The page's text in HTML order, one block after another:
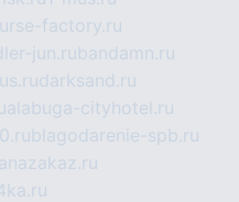
factory.ru
jun.rubandamn.ru
darksand.ru
alabuga-cityhotel.ru
blagodarenie-spb.ru